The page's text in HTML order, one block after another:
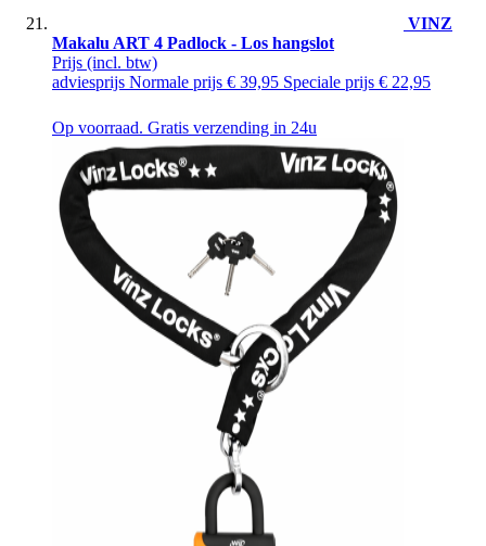
VINZ
Makalu ART 4 Padlock - Los hangslot
Prijs (incl. btw)
adviesprijs Normale prijs € 39,95 Speciale prijs € 22,95
Op voorraad. Gratis verzending in 24u